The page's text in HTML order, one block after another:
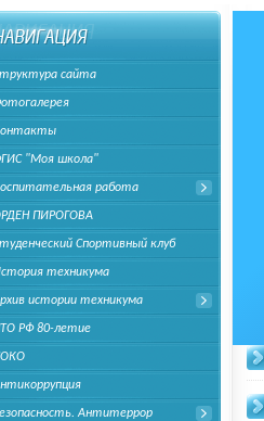
сайта
"Моя школа"
работа
ПИРОГОВА
Спортивный клуб
техникума
истории техникума
РФ 80-летие
Антитеррор